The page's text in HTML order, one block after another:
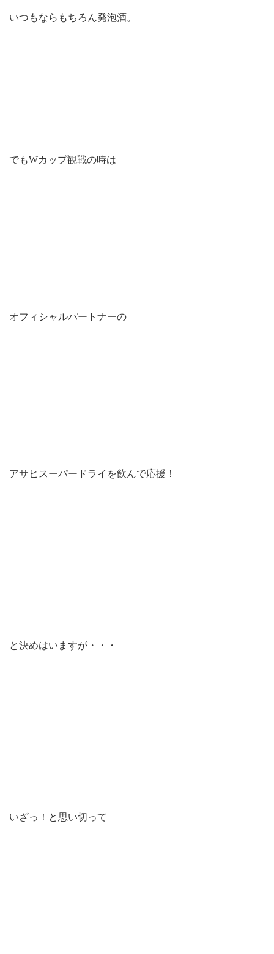
いつもならもちろん発泡酒。
でもWカップ観戦の時は
オフィシャルパートナーの
アサヒスーパードライを飲んで応援！
と決めはいますが・・・
いざっ！と思い切って